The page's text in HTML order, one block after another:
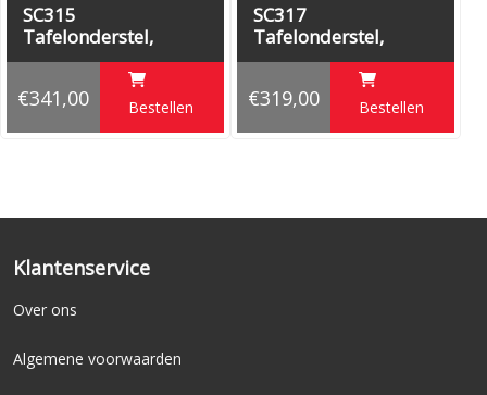
SC315
Tafelonderstel,
hoogte 73 cm
€341,00 Bestellen
SC317
Tafelonderstel,
hoogte 73 cm
€319,00 Bestellen
Klantenservice
Over ons
Algemene voorwaarden